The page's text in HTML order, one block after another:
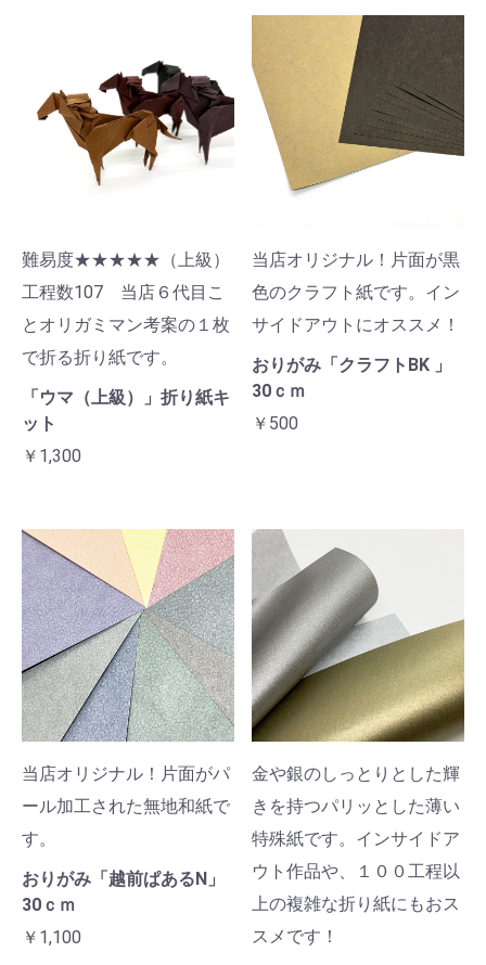
難易度★★★★★（上級）
工程数107 当店６代目こ
とオリガミマン考案の１枚
で折る折り紙です。
「ウマ（上級）」折り紙キ
ット
￥1,300
当店オリジナル！片面が黒
色のクラフト紙です。イン
サイドアウトにオススメ！
おりがみ「クラフトBK 」
30ｃｍ
￥500
当店オリジナル！片面がパ
ール加工された無地和紙で
す。
おりがみ「越前ぱあるN」
30ｃｍ
￥1,100
金や銀のしっとりとした輝
きを持つパリッとした薄い
特殊紙です。インサイドア
ウト作品や、１００工程以
上の複雑な折り紙にもおス
スメです！